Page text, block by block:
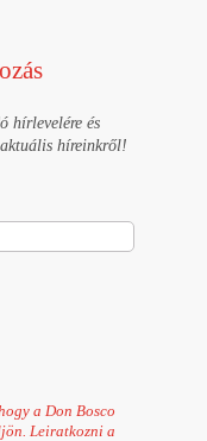
hírlevelére és
híreinkről!
a Don Bosco
Leiratkozni a